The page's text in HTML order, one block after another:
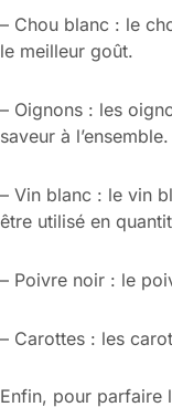
– Chou blanc : le
le meilleur goût.
– Oignons : les
saveur à l’ensemble.
– Vin blanc : le vin
être utilisé en
– Poivre noir : le
– Carottes : les
Enfin, pour parfaire